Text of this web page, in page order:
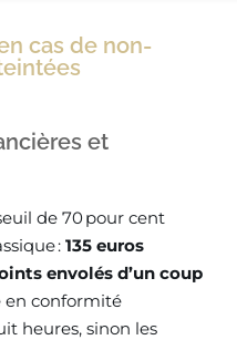
cas de non-
et
de 70 pour cent
: 135 euros
envolés d’un coup
en conformité
heures, sinon les